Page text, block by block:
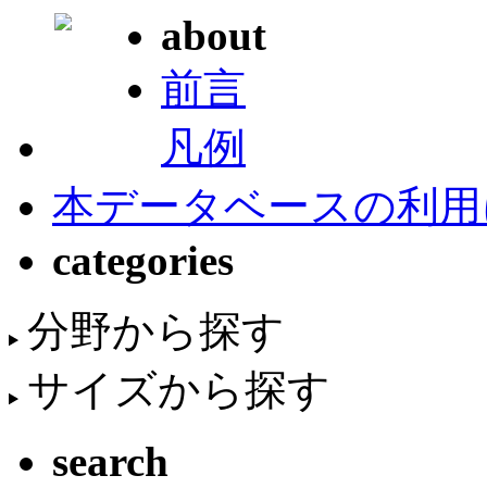
about
前言
凡例
本データベースの利
categories
分野から探す
サイズから探す
search